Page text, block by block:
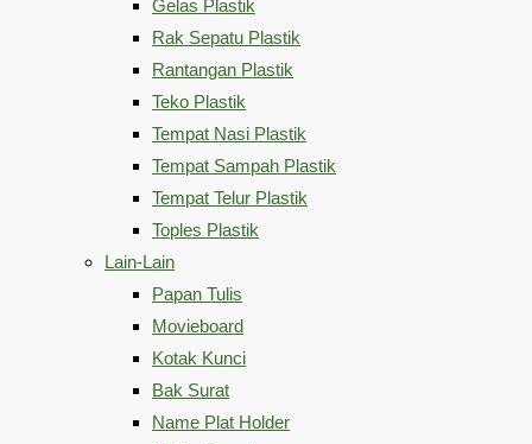
Gelas Plastik
Rak Sepatu Plastik
Rantangan Plastik
Teko Plastik
Tempat Nasi Plastik
Tempat Sampah Plastik
Tempat Telur Plastik
Toples Plastik
Lain-Lain
Papan Tulis
Movieboard
Kotak Kunci
Bak Surat
Name Plat Holder